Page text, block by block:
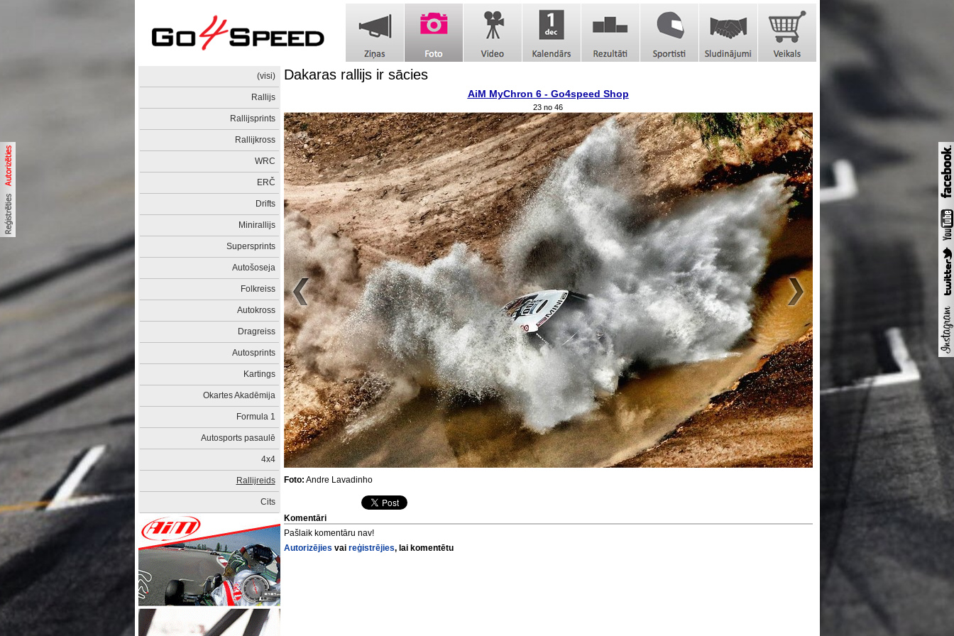
(visi)
Rallijs
Rallijsprints
Rallijkross
WRC
ERČ
Drifts
Minirallijs
Supersprints
Autošoseja
Folkreiss
Autokross
Dragreiss
Autosprints
Kartings
Okartes Akadēmija
Formula 1
Autosports pasaulē
4x4
Rallijreids
Cits
Dakaras rallijs ir sācies
AiM MyChron 6 - Go4speed Shop
23 no 46
Foto: Andre Lavadinho
Komentāri
Pašlaik komentāru nav!
Autorizējies vai reģistrējies, lai komentētu